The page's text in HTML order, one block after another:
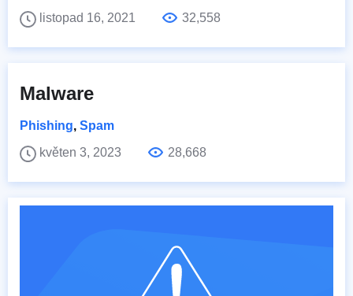
listopad 16, 2021
32,558
Malware
Phishing, Spam
květen 3, 2023
28,668